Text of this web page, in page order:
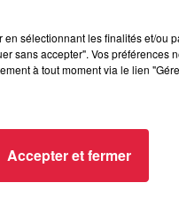
fumer.
sélectionnant les finalités et/ou
sans accepter". Vos préférences
à tout moment via le lien
Accepter et fermer